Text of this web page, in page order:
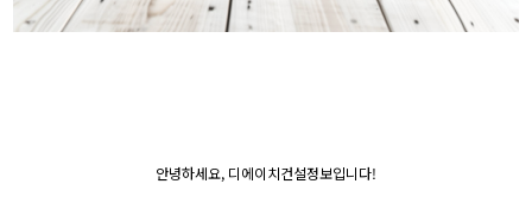
안녕하세요, 디에이치건설정보입니다!